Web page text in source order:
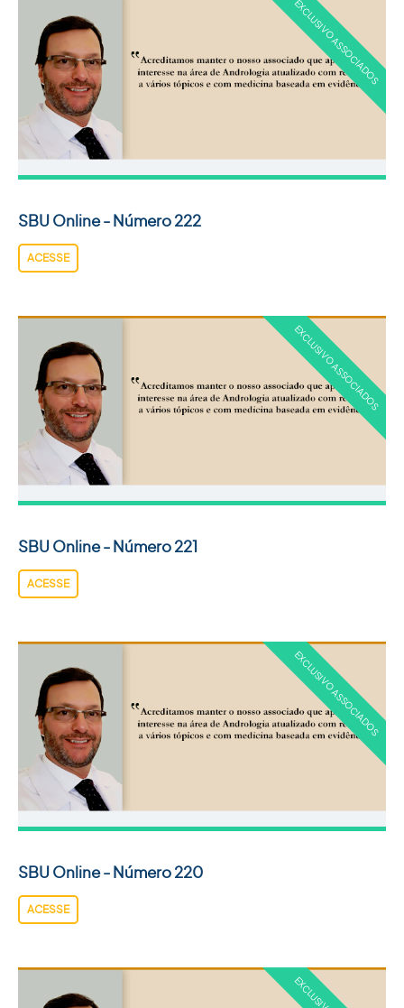
SBU Online - Número 222
ACESSE
SBU Online - Número 221
ACESSE
SBU Online - Número 220
ACESSE